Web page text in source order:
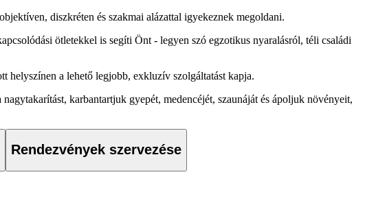
diszkréten és szakmai alázattal igyekeznek megoldani.
ötletekkel is segíti Önt - legyen szó egzotikus nyaralásról, téli családi
helyszínen a lehető legjobb, exkluzív szolgáltatást kapja.
karbantartjuk gyepét, medencéjét, szaunáját és ápoljuk növényeit,
Rendezvények szervezése